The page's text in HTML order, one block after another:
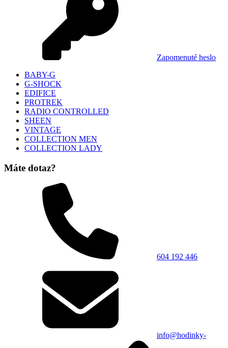
Zapomenuté heslo
BABY-G
G-SHOCK
EDIFICE
PROTREK
RADIO CONTROLLED
SHEEN
VINTAGE
COLLECTION MEN
COLLECTION LADY
Máte dotaz?
604 192 446
info@hodinky-